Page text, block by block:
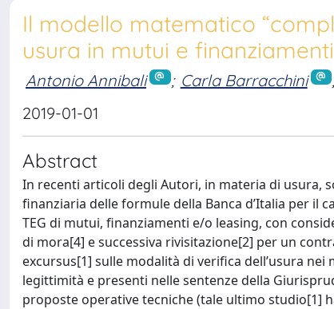
Il modello matematico
usura in mutui e
Antonio Annibali ; Carla Barracchini
2019-01-01
Abstract
In recenti articoli degli Autori, in materia di usura,
finanziaria delle formule della Banca d’Italia per il
TEG di mutui, finanziamenti e/o leasing, con
di mora[4] e successiva rivisitazione[2] per un
excursus[1] sulle modalità di verifica dell’usura
legittimità e presenti nelle sentenze della
proposte operative tecniche (tale ultimo studio[1]